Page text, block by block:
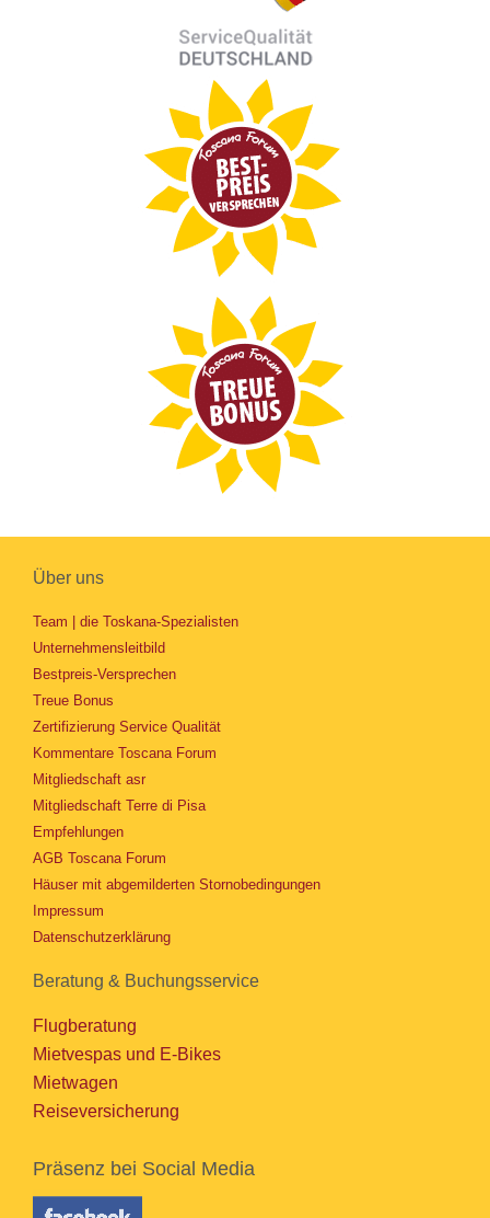
Über uns
Team | die Toskana-Spezialisten
Unternehmensleitbild
Bestpreis-Versprechen
Treue Bonus
Zertifizierung Service Qualität
Kommentare Toscana Forum
Mitgliedschaft asr
Mitgliedschaft Terre di Pisa
Empfehlungen
AGB Toscana Forum
Häuser mit abgemilderten Stornobedingungen
Impressum
Datenschutzerklärung
Beratung & Buchungsservice
Flugberatung
Mietvespas und E-Bikes
Mietwagen
Reiseversicherung
Präsenz bei Social Media